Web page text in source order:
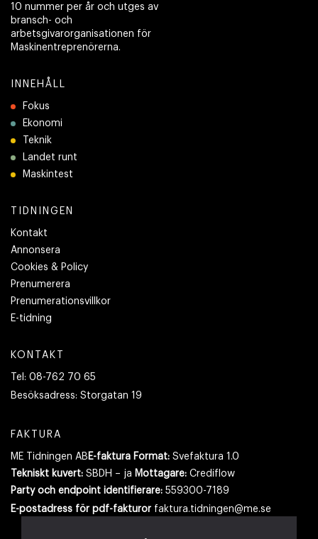
10 nummer per år och utges av
bransch- och
arbetsgivarorganisationen för
Maskinentreprenörerna.
INNEHÅLL
Fokus
Ekonomi
Teknik
Landet runt
Maskintest
TIDNINGEN
Kontakt
Annonsera
Cookies & Policy
Prenumerera
Prenumerationsvillkor
E-tidning
KONTAKT
Tel: 08-762 70 65
Besöksadress: Storgatan 19
FAKTURA
ME Tidningen AB E-faktura Format: Svefaktura 1.0
Tekniskt kuvert: SBDH – ja Mottagare: Crediflow
Party och endpoint identifierare: 559300-7189
E-postadress för pdf-fakturor faktura.tidningen@me.se